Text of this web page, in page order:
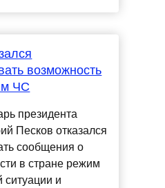
возможность
ЧС
президента
Песков отказался
сообщения о
в стране режим
ситуации и